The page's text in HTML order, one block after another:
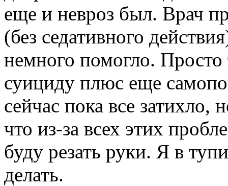
еще и невроз был. Врач
(без седативного
немного помогло. Просто
суициду плюс еще
сейчас пока все
что из-за всех этих
буду резать руки. Я в
делать.